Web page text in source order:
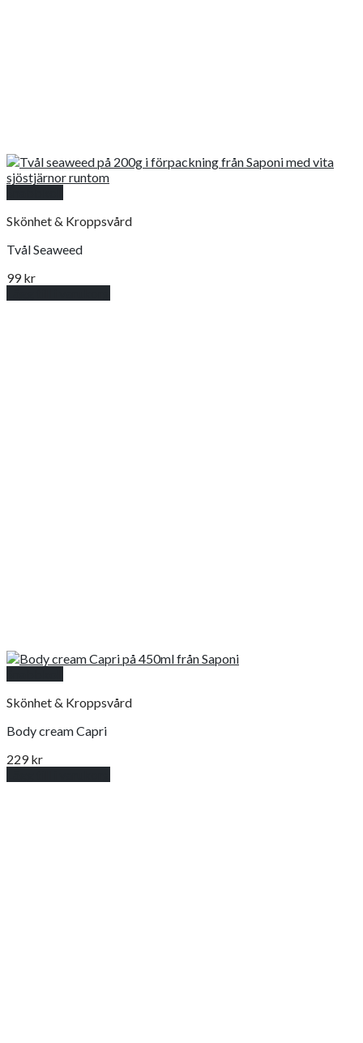
Skönhet & Kroppsvård
Tvål Seaweed
99kr
Skönhet & Kroppsvård
Body cream Capri
229kr